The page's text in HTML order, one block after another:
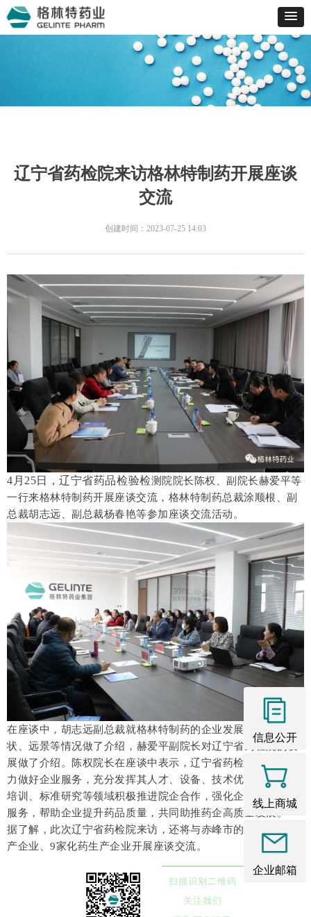
辽宁省药检院来访格林特制药开展座谈
交流
4月25日，辽宁省药品检验检测院院长陈权、副院长赫爱平等
一行来格林特制药开展座谈交流， 格林特制药总裁涂顺根、副
总裁胡志远、副总裁杨春艳等参加座谈交流活动。
在座谈中，胡志远副 总裁就格林特制药的企业发展历程、现
状、远景等情况做了介绍， 赫爱平副院长对辽宁省药检院的发
展做了介绍。陈权院长在座谈中表示，辽宁省药检院将尽心尽
力做好企业服务，充分发挥其人才、设备、技术优势，在人员
培训、标准研究等领域积极推进院企合作，强化企业检验检测
服务，帮助企业提升药品质量，共同助推药企高质量发展。
据了解，此次辽宁省药检院来访，还将与赤峰市的2家中药生
产企业、9家化药生产企业开展座谈交流。
扫描识别二维码
关注我们
创建时间： 2023-07-25 14:03
信息公开
线上商城
企业邮箱